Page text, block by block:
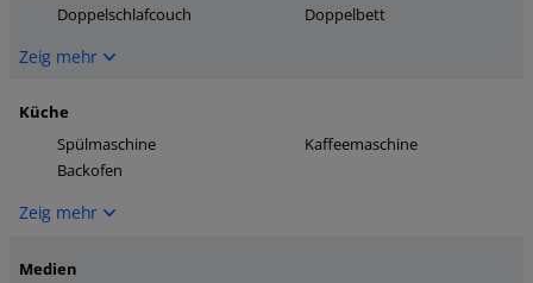
Doppelschlafcouch
Doppelbett
Zeig mehr
Küche
Spülmaschine
Kaffeemaschine
Backofen
Zeig mehr
Medien